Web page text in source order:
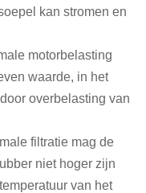
kan stromen en
motorbelasting
waarde, in het
overbelasting van
filtratie mag de
niet hoger zijn
van het